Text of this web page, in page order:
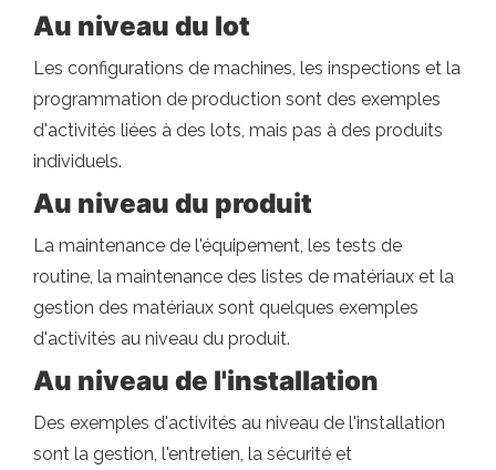
Au niveau du lot
Les configurations de machines, les inspections et la
programmation de production sont des exemples
d'activités liées à des lots, mais pas à des produits
individuels.
Au niveau du produit
La maintenance de l'équipement, les tests de
routine, la maintenance des listes de matériaux et la
gestion des matériaux sont quelques exemples
d'activités au niveau du produit.
Au niveau de l'installation
Des exemples d'activités au niveau de l'installation
sont la gestion, l'entretien, la sécurité et